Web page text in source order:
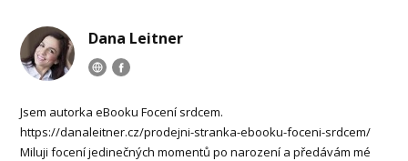
Dana Leitner
Jsem autorka eBooku Focení srdcem.
https://danaleitner.cz/prodejni-stranka-ebooku-foceni-srdcem/
Miluji focení jedinečných momentů po narození a předávám mé